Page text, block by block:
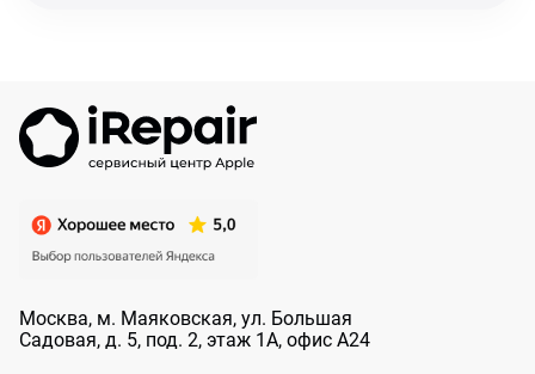
Москва, м. Маяковская, ул. Большая
Садовая, д. 5, под. 2, этаж 1А, офис А24